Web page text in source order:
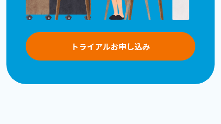
トライアルお申し込み